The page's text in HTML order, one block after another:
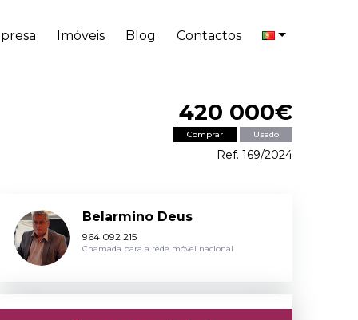
Imóveis Blog Contactos
420 000€
Comprar Usado
Ref. 169/2024
Belarmino Deus
964 092 215
Chamada para a rede móvel nacional